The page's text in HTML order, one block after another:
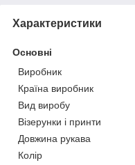
Характеристики
Основні
Виробник
Країна виробник
Вид виробу
Візерунки і принти
Довжина рукава
Колір